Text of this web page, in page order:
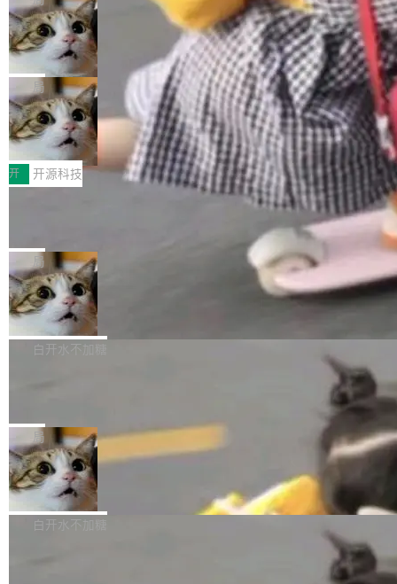
现实 过去两年，CIO们的焦虑清单上多了两项：
一是如何让大模型和智能体应用安全地从PoC走
向生产，二是如何让测试团队跟得上AI应用...
设置，如果用布尔值 + 可空字段来表示——bool
ean 表示是否可切换，nullable 的默认模式、浅
色方案、深色方案——会产生大量无意义的组
合。方案缺了、配置冲突了、全 null 了。要知道
哪些组合有效，作者说，你得靠"文档、校验、或
者部落知识"。 换个写法。Rust 的 enum，两个
变体：Switchable...
个"AI 知识库 + 聊天机器人"——每个大厂都在
做，没什么新鲜的。 但 Kenton Varda 在 Twitte
r 上把事情说清楚了： 今天我们发布了 Cloudfla
re OS，一个带连接器的聊天机器人，跟其他所
有科技公司做的一样。只不过，实际上它不一
样。这是 Sandstorm.io 的重制版，我十年前的
那个创业公司。不同的是，这次它构建在 Cloudf
lare Workers 上——我花了九年时间搭建的平台
——并且深度集成了 AI。这基本上是我十年秘密
Deno 团队开源 Celld，可自托管的分
布式 Durable Objects
Ryan Dahl 领导的 Deno 团队推出了最新开源项
目 Celld，一个能在自己机器上运行 Cloudflare
Workers 和 Durable Objects 的守护进程。 设
计思路很直接：每个对象是一个独立的 SQLite
数据库，按名称寻址，复制到你自己的 S3 兼容
存储库里。节点之间只通过这个存储库协调——
没有控制平面，没有共识协议。每个对象自带一
个小型数据库，应用天然按分片构建，单个数据
库的竞争和爆炸半径问题在设计层面就被消除
了。 闲置的 cell 会休眠到几乎不占资源。当 cel
l 迁移或唤醒时，新宿主从 S3 恢复 SQLite 数据
库继续执行。存储库是持久化的唯一真相...
局
鲁大师7月新机性能/流畅/AI榜：vivo夺
性能、流畅双第一，三星Galaxy Z系列
新折叠缺席
2026年7月的手机市场，由于存储等硬件成本暴
增，手机厂商的日子也不好过啊，新机速度明显
放缓，因此硝烟味淡了许多。新机参数规格除开
高价的三星折叠（三星Galaxy Z Fold8 Ultra / Z
Fold8 / Z Flip8）外，其余要么是中低端机器，
例如iQOO Z11i、REDMI Note 17、REDMI No
te 17 Pro、OPPO K15，要么是vivo X300 E这
样的次旗舰。 Galaxy Z Fold8 Ultra / Z Fold8 /
Z Flip8三款折叠屏新机均在7月22日发布，且全
部搭载骁龙8 Elite Gen5 for Galaxy，它们本该
开 开源科技
Zed 编辑器团队发布了新项目——DeltaDB，一
个在 git commit 之间记录每一次编辑操作的版
本控制系统。目前处于 Early Access 阶段。 De
ltaDB 的核心思路直接写在 landing page 最显
眼的位置：「Software is made between com
mits」——软件是在 commit 之间写出来的。git
是把这段空隙补上。 回退到任何一次编辑：Delt
aDB 捕获 commit 之间的每一次操作，...
局
SpaceXAI 单季资本开支达 183 亿美元
根据风险投资人Tomer Tunguz 博客（VC 分
析）披露的最新分析与第二季度业绩报告，Spac
微软同期总资本开支的四成。 与亚马逊、Alpha
bet、微软以及 Meta 等传统科技巨头相比，Spa
ceXAI的资金消耗速度尤为引人瞩目。然而，支
撑庞大支出的资金来源却呈现出截然不同的面
貌。数据显示，微软和 Meta 主要依托充沛的经
白开水不加糖
一个在终端里运行的编程 agent；Muse Spark
1.2，驱动这个 agent 的新模型。一句话概括：
你可以用 curl -fsSL https://dev.meta.ai/install.
sh | bash 安装一个能在大项目里自动规划、写
代码、验证结果的 AI 终端工具。 据介绍，Muse
局
美团开源 LoHoSearch，用知识图谱校
准 AI 能力认知
机器出题的前提，是让机器拥有全局视野。整个
构建流程可以分为四个环节：建图 → 控制难度
白开水不加糖